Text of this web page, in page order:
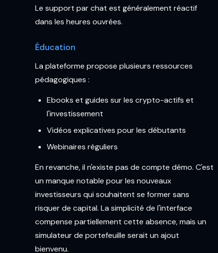
Le support par chat est généralement réactif
dans les heures ouvrées.
Éducation
La plateforme propose plusieurs ressources
pédagogiques :
Ebooks et guides sur les crypto-actifs et
l'investissement
Vidéos explicatives pour les débutants
Webinaires réguliers
En revanche, il n'existe pas de compte démo. C'est
un manque notable pour les nouveaux
investisseurs qui souhaitent se former sans
risquer de capital. La simplicité de l'interface
compense partiellement cette absence, mais un
simulateur de portefeuille serait un ajout
bienvenu.